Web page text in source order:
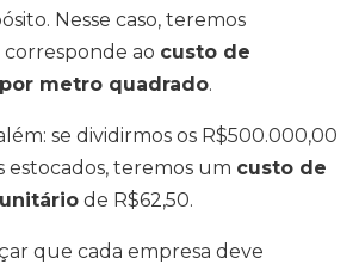
Nesse caso, teremos
ao custo de
metro quadrado.
se dividirmos os R$500.000,00
estocados, teremos um custo de
de R$62,50.
que cada empresa deve